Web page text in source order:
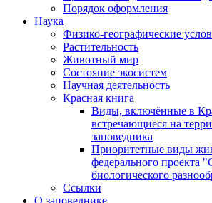
Порядок оформления
Наука
Физико-географические
Растительность
Животный мир
Состояние экосистем
Научная деятельность
Красная книга
Виды, включённые в
встречающиеся на
заповедника
Приоритетные виды
федерального проекта
биологического
Ссылки
О заповеднике